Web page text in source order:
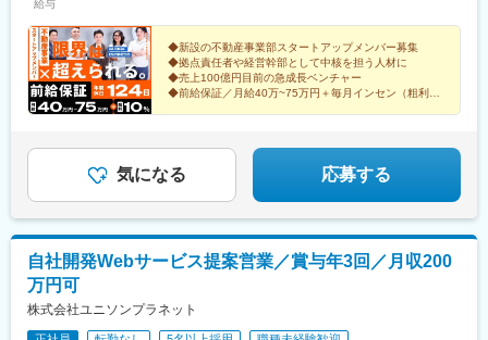
給与
◆新設の不動産事業部スタートアップメンバー募集
◆拠点責任者や経営幹部として中核を担う人材に
◆売上100億円目前の急成長ベンチャー
◆前給保証／月給40万~75万円＋毎月インセン（粗利の
気になる 応募する
自社開発Webサービス提案営業／賞与年3回／月収200
万円可
株式会社ユニソンプラネット